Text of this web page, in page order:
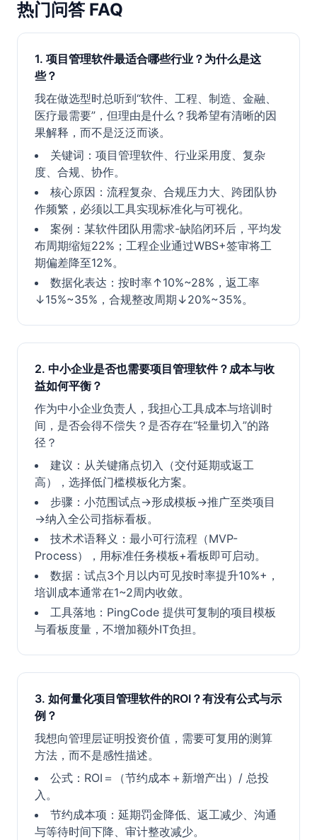
热门问答 FAQ
1. 项目管理软件最适合哪些行业？为什么是这
些？
我在做选型时总听到“软件、工程、制造、金融、
医疗最需要”，但理由是什么？我希望有清晰的因
果解释，而不是泛泛而谈。
关键词：项目管理软件、行业采用度、复杂
度、合规、协作。
核心原因：流程复杂、合规压力大、跨团队协
作频繁，必须以工具实现标准化与可视化。
案例：某软件团队用需求-缺陷闭环后，平均发
布周期缩短22%；工程企业通过WBS+签审将工
期偏差降至12%。
数据化表达：按时率↑10%~28%，返工率
↓15%~35%，合规整改周期↓20%~35%。
2. 中小企业是否也需要项目管理软件？成本与收
益如何平衡？
作为中小企业负责人，我担心工具成本与培训时
间，是否会得不偿失？是否存在“轻量切入”的路
径？
建议：从关键痛点切入（交付延期或返工
高），选择低门槛模板化方案。
步骤：小范围试点→形成模板→推广至类项目
→纳入全公司指标看板。
技术术语释义：最小可行流程（MVP-
Process），用标准任务模板+看板即可启动。
数据：试点3个月以内可见按时率提升10%+，
培训成本通常在1~2周内收敛。
工具落地：PingCode 提供可复制的项目模板
与看板度量，不增加额外IT负担。
3. 如何量化项目管理软件的ROI？有没有公式与示
例？
我想向管理层证明投资价值，需要可复用的测算
方法，而不是感性描述。
公式：ROI＝（节约成本＋新增产出）/ 总投
入。
节约成本项：延期罚金降低、返工减少、沟通
与等待时间下降、审计整改减少。